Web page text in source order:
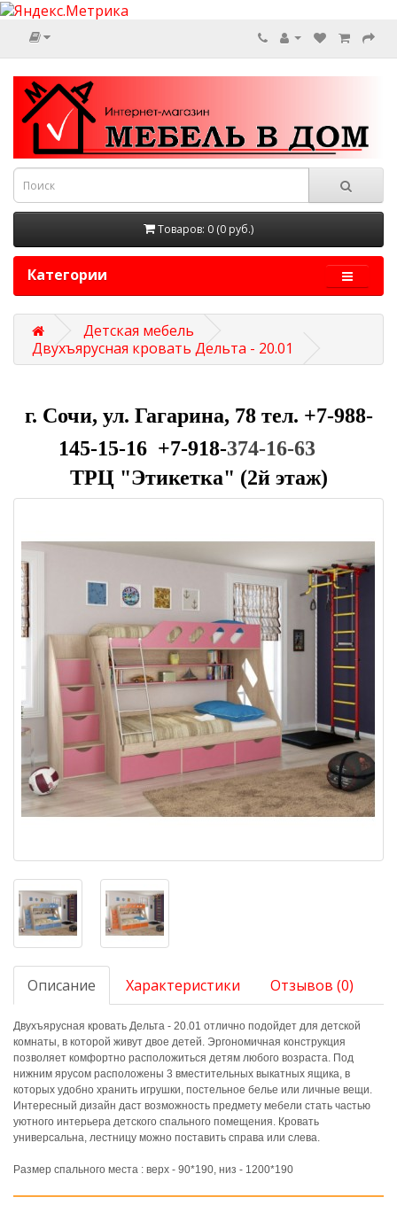
Товаров: 0 (0 руб.)
Категории
Детская мебель
Двухъярусная кровать Дельта - 20.01
г. Сочи, ул. Гагарина, 78 тел. +7-988-
145-15-16 +7-918-374-16-63
ТРЦ "Этикетка" (2й этаж)
Описание Характеристики Отзывов (0)
Двухъярусная кровать Дельта - 20.01 отлично подойдет для детской
комнаты, в которой живут двое детей. Эргономичная конструкция
позволяет комфортно расположиться детям любого возраста. Под
нижним ярусом расположены 3 вместительных выкатных ящика, в
которых удобно хранить игрушки, постельное белье или личные вещи.
Интересный дизайн даст возможность предмету мебели стать частью
уютного интерьера детского спального помещения. Кровать
универсальна, лестницу можно поставить справа или слева.
Размер спального места : верх - 90*190, низ - 1200*190